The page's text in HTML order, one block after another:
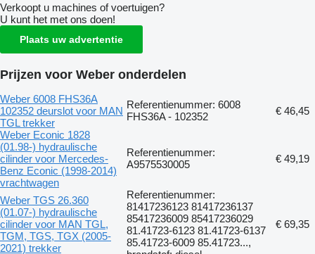
Verkoopt u machines of voertuigen?
U kunt het met ons doen!
Plaats uw advertentie
Prijzen voor Weber onderdelen
Weber 6008 FHS36A
102352 deurslot voor MAN
TGL trekker
Referentienummer: 6008
FHS36A - 102352
€ 46,45
Weber Econic 1828
(01.98-) hydraulische
cilinder voor Mercedes-
Benz Econic (1998-2014)
vrachtwagen
Referentienummer:
A9575530005
€ 49,19
Weber TGS 26.360
(01.07-) hydraulische
cilinder voor MAN TGL,
TGM, TGS, TGX (2005-
2021) trekker
Referentienummer:
81417236123 81417236137
85417236009 85417236029
81.41723-6123 81.41723-6137
85.41723-6009 85.41723...,
€ 69,35